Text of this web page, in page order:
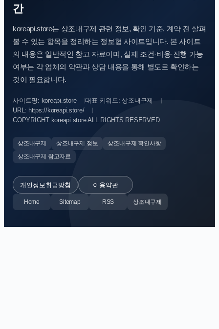
간
koreapi.store는 상조내구제 관련 정보, 확인 기준, 계약 전 살펴
볼 수 있는 항목을 정리하는 정보형 사이트입니다. 본 사이트
의 내용은 일반적인 참고 자료이며, 실제 조건·비용·진행 가능
여부는 각 업체의 약관과 상담 내용을 통해 별도로 확인하는
것이 필요합니다.
사이트명: koreapi.store
대표 키워드: 상조내구제
URL: https://koreapi.store/
COPYRIGHT koreapi.store ALL RIGHTS RESERVED
상조내구제 상조내구제 정보
상조내구제 확인사항
상조내구제 참고자료
개인정보취급방침 이용약관
Home Sitemap RSS 상조내구제